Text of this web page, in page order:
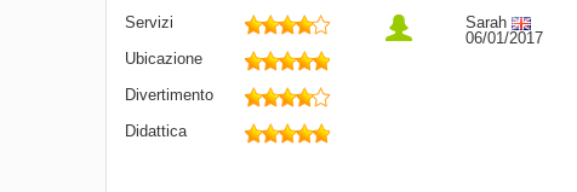
Servizi
Ubicazione
Divertimento
Didattica
Sarah
06/01/2017